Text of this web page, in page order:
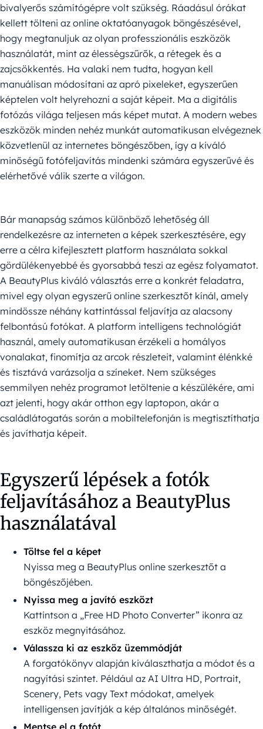
bivalyerős számítógépre volt szükség. Ráadásul órákat
kellett tölteni az online oktatóanyagok böngészésével,
hogy megtanuljuk az olyan professzionális eszközök
használatát, mint az élességszűrők, a rétegek és a
zajcsökkentés. Ha valaki nem tudta, hogyan kell
manuálisan módosítani az apró pixeleket, egyszerűen
képtelen volt helyrehozni a saját képeit. Ma a digitális
fotózás világa teljesen más képet mutat. A modern webes
eszközök minden nehéz munkát automatikusan elvégeznek
közvetlenül az internetes böngészőben, így a kiváló
minőségű fotófeljavítás mindenki számára egyszerűvé és
elérhetővé válik szerte a világon.
Bár manapság számos különböző lehetőség áll
rendelkezésre az interneten a képek szerkesztésére, egy
erre a célra kifejlesztett platform használata sokkal
gördülékenyebbé és gyorsabbá teszi az egész folyamatot.
A BeautyPlus kiváló választás erre a konkrét feladatra,
mivel egy olyan egyszerű online szerkesztőt kínál, amely
mindössze néhány kattintással feljavítja az alacsony
felbontású fotókat. A platform intelligens technológiát
használ, amely automatikusan érzékeli a homályos
vonalakat, finomítja az arcok részleteit, valamint élénkké
és tisztává varázsolja a színeket. Nem szükséges
semmilyen nehéz programot letöltenie a készülékére, ami
azt jelenti, hogy akár otthon egy laptopon, akár a
családlátogatás során a mobiltelefonján is megtisztíthatja
és javíthatja képeit.
Egyszerű lépések a fotók
feljavításához a BeautyPlus
használatával
Töltse fel a képet
Nyissa meg a BeautyPlus online szerkesztőt a
böngészőjében.
Nyissa meg a javító eszközt
Kattintson a „Free HD Photo Converter” ikonra az
eszköz megnyitásához.
Válassza ki az eszköz üzemmódját
A forgatókönyv alapján kiválaszthatja a módot és a
nagyítási szintet. Például az AI Ultra HD, Portrait,
Scenery, Pets vagy Text módokat, amelyek
intelligensen javítják a kép általános minőségét.
Mentse el a fotót